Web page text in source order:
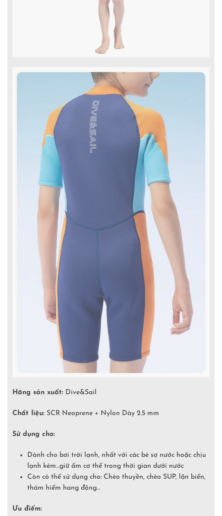
Hãng sản xuất: Dive&Sail
Chất liệu: SCR Neoprene + Nylon Dày 2.5 mm
Sử dụng cho:
Dành cho bơi trời lạnh, nhất với các bé sợ nước hoặc chịu
lạnh kém…giữ ấm cơ thể trong thời gian dưới nước
Còn có thể sử dụng cho: Chèo thuyền, chèo SUP, lặn biển,
thám hiểm hang động…
Ưu điểm: